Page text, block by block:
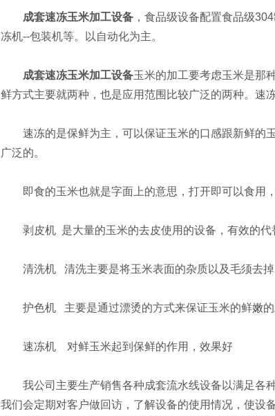
成套速冻玉米加工设备 ，食品级设备配置食品级
冻机--包装机等。以自动化为主。
成套速冻玉米加工设备玉米的加工要考虑玉米是那
鲜方式主要就两种，也是应用范围比较广泛的两种。速
速冻的是保鲜为主，可以保证玉米的口感跟新鲜的
广泛的。
即食的玉米也就是字面上的意思，打开即可以食用，
剥皮机 是大量的玉米的去皮使用的设备，有效的代
清洗机 清洗主要是将玉米表面的杂质以及毛须去掉
护色机 主要是通过漂烫的方式来保证玉米的鲜嫩的
速冻机 对鲜玉米起到保鲜的作用，效果好
我公司主要生产销售各种成套流水线设备以满足各种
我们会定期对客户做回访，了解设备的使用情况，使设